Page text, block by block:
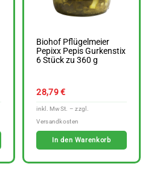
Biohof Pflügelmeier
Pepixx Pepis Gurkenstix
6 Stück zu 360 g
28,79€
In den Warenkorb